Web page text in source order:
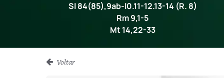
Sl 84(85),9ab-l0.11-12.13-14 (R. 8)
Rm 9,1-5
Mt 14,22-33
Voltar